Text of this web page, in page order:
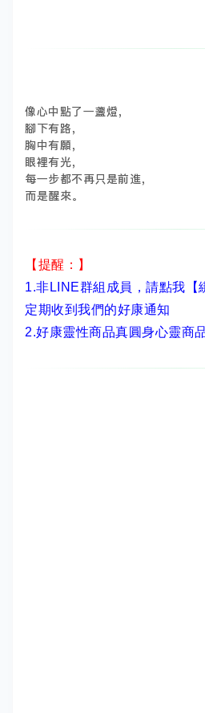
像心中點了一盞燈，
腳下有路，
胸中有願，
眼裡有光，
每一步都不再只是前進，
而是醒來。
【提醒：】
1.非LINE群組成員， 請點我【
定期收到我們的好康通知
2.好康靈性商品真圓身心靈商